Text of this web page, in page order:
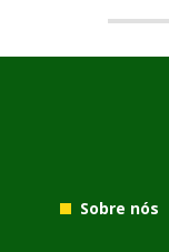
Sobre nós